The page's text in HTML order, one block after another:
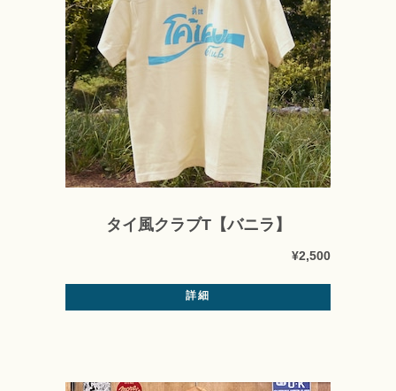
タイ風クラブT【バニラ】
¥2,500
詳細